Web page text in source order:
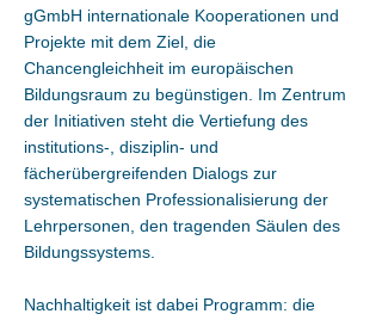
gGmbH internationale Kooperationen und
Projekte mit dem Ziel, die
Chancengleichheit im europäischen
Bildungsraum zu begünstigen. Im Zentrum
der Initiativen steht die Vertiefung des
institutions-, disziplin- und
fächerübergreifenden Dialogs zur
systematischen Professionalisierung der
Lehrpersonen, den tragenden Säulen des
Bildungssystems.
Nachhaltigkeit ist dabei Programm: die